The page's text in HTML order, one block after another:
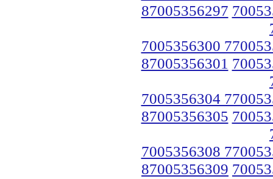
87005356297
7005356300
87005356301
7005356304
87005356305
7005356308
87005356309